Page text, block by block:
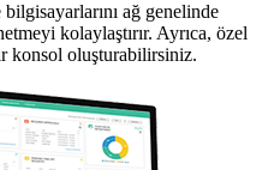
ağ genelinde
kolaylaştırır. Ayrıca, özel
konsol oluşturabilirsiniz.